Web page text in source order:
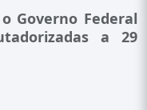
Governo Federal
a 29